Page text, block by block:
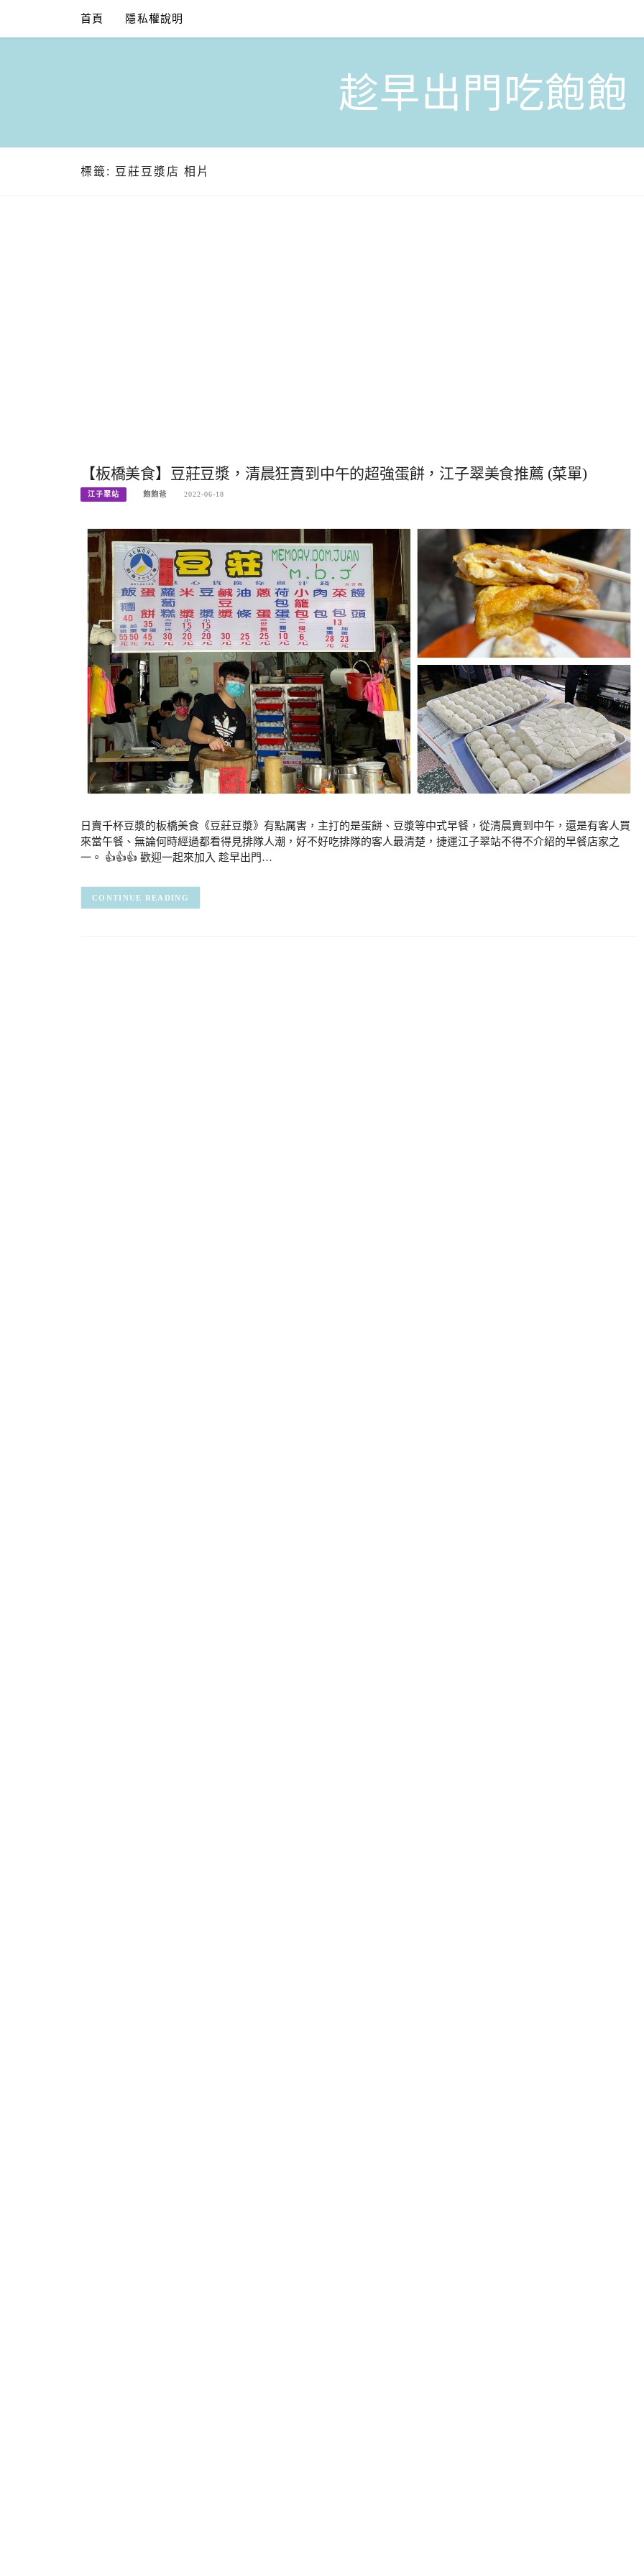
content
首頁 隱私權說明
趁早出門吃飽飽
標籤: 豆莊豆漿店 相片
【板橋美食】豆莊豆漿，清晨狂賣到中午的超強蛋餅，江子翠美食推薦 (菜單)
江子翠站 飽飽爸 2022-06-18
日賣千杯豆漿的板橋美食《豆莊豆漿》有點厲害，主打的是蛋餅、豆漿等中式早餐，從清晨賣到中午，還是有客人買
來當午餐、無論何時經過都看得見排隊人潮，好不好吃排隊的客人最清楚，捷運江子翠站不得不介紹的早餐店家之
一。 👍👍👍 歡迎一起來加入 趁早出門…
CONTINUE READING